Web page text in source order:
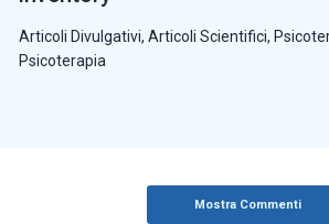
Articoli Divulgativi, Articoli Scientifici,
Psicoterapia
Mostra Commenti